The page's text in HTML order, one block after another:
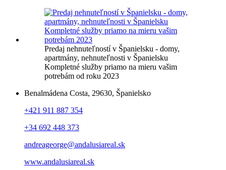
Predaj nehnuteľností v Španielsku - domy,
apartmány, nehnuteľnosti v Španielsku
Kompletné služby priamo na mieru vašim
potrebám od roku 2023
Benalmádena Costa, 29630, Španielsko
+421 911 887 354
+34 692 448 373
andreageorge@andalusiareal.sk
www.andalusiareal.sk